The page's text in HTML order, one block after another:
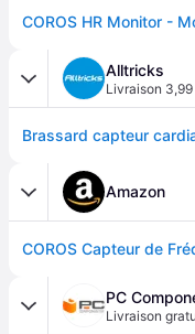
Alltricks
Livraison 3,99
Amazon
PC
Livraison